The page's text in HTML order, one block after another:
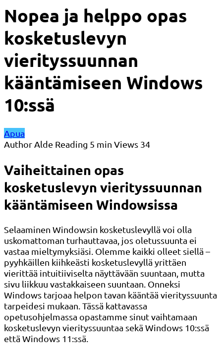
Nopea ja helppo opas
kosketuslevyn
vierityssuunnan
kääntämiseen Windows
10:ssä
Apua
AuthorAlde Reading 5 min Views 34
Vaiheittainen opas
kosketuslevyn vierityssuunnan
kääntämiseen Windowsissa
Selaaminen Windowsin kosketuslevyllä voi olla
uskomattoman turhauttavaa, jos oletussuunta ei
vastaa mieltymyksiäsi. Olemme kaikki olleet siellä –
pyyhkäillen kiihkeästi kosketuslevyllä yrittäen
vierittää intuitiiviselta näyttävään suuntaan, mutta
sivu liikkuu vastakkaiseen suuntaan. Onneksi
Windows tarjoaa helpon tavan kääntää vierityssuunta
tarpeidesi mukaan. Tässä kattavassa
opetusohjelmassa opastamme sinut vaihtamaan
kosketuslevyn vierityssuuntaa sekä Windows 10:ssä
että Windows 11:ssä.